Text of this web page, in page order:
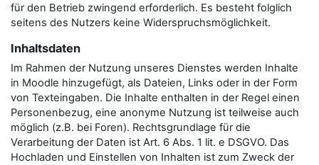
für den Betrieb zwingend erforderlich. Es besteht folglich
seitens des Nutzers keine Widerspruchsmöglichkeit.
Inhaltsdaten
Im Rahmen der Nutzung unseres Dienstes werden Inhalte
in Moodle hinzugefügt, als Dateien, Links oder in der Form
von Texteingaben. Die Inhalte enthalten in der Regel einen
Personenbezug, eine anonyme Nutzung ist teilweise auch
möglich (z.B. bei Foren). Rechtsgrundlage für die
Verarbeitung der Daten ist Art. 6 Abs. 1 lit. e DSGVO. Das
Hochladen und Einstellen von Inhalten ist zum Zweck der